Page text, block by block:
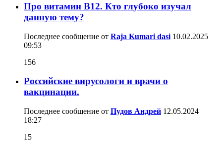
Про витамин В12. Кто глубоко изучал
данную тему?
Последнее сообщение от Raja Kumari dasi 10.02.2025
09:53
156
Российские вирусологи и врачи о
вакцинации.
Последнее сообщение от Пудов Андрей 12.05.2024
18:27
15